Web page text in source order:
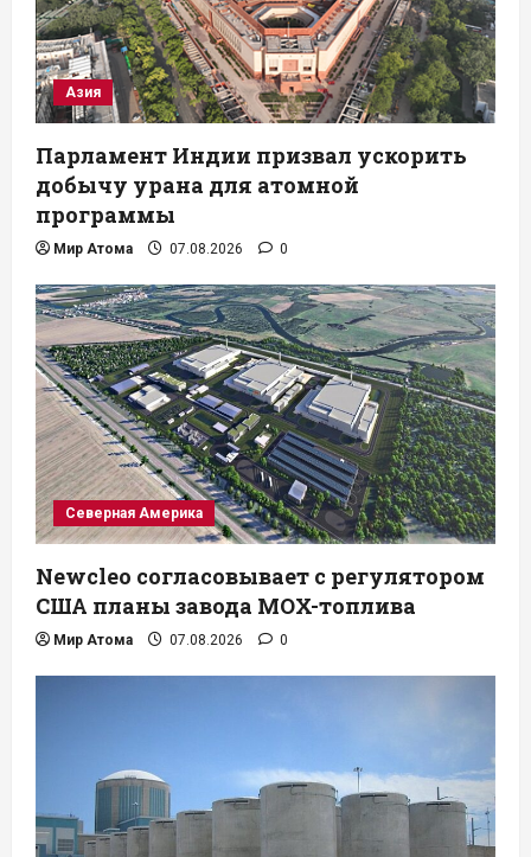
Азия
Парламент Индии призвал ускорить
добычу урана для атомной
программы
Мир Атома 07.08.2026 0
Северная Америка
Newcleo согласовывает с регулятором
США планы завода MOX-топлива
Мир Атома 07.08.2026 0